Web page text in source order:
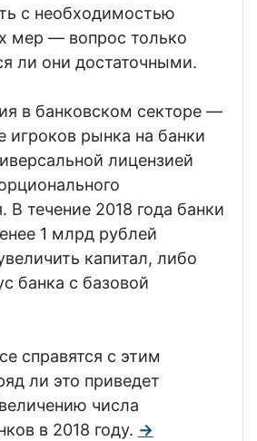
с необходимостью
мер — вопрос только
ли они достаточными.
в банковском секторе —
игроков рынка на банки
лицензией
В течение 2018 года банки
1 млрд рублей
капитал, либо
банка с базовой
справятся с этим
ли это приведет
числа
в 2018 году. →